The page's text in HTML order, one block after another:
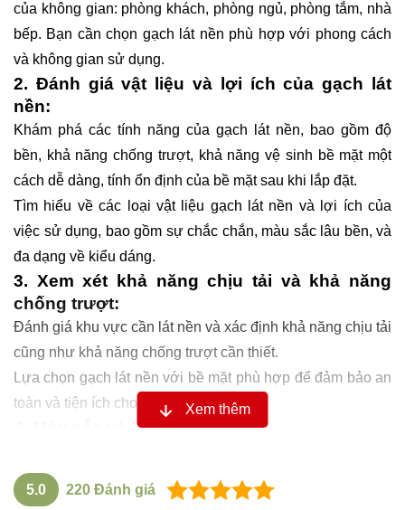
của không gian: phòng khách, phòng ngủ, phòng tắm, nhà
bếp. Bạn cần chọn gạch lát nền phù hợp với phong cách
và không gian sử dụng.
2. Đánh giá vật liệu và lợi ích của gạch lát
nền:
Khám phá các tính năng của gạch lát nền, bao gồm độ
bền, khả năng chống trượt, khả năng vệ sinh bề mặt một
cách dễ dàng, tính ổn định của bề mặt sau khi lắp đặt.
Tìm hiểu về các loại vật liệu gạch lát nền và lợi ích của
việc sử dụng, bao gồm sự chắc chắn, màu sắc lâu bền, và
đa dạng về kiểu dáng.
3. Xem xét khả năng chịu tải và khả năng
chống trượt:
Đánh giá khu vực cần lát nền và xác định khả năng chịu tải
cũng như khả năng chống trượt cần thiết.
Lựa chọn gạch lát nền với bề mặt phù hợp để đảm bảo an
toàn và tiện ích cho mọi không gian.
4. Màu sắc và họa tiết:
lắng đến những họa tiết độc đáo, phù hợp với phong cách
và ý định thiết kế của bạn. Ngoài ra, gạch lát nền Prime có
Xem thêm
5.0 220 Đánh giá